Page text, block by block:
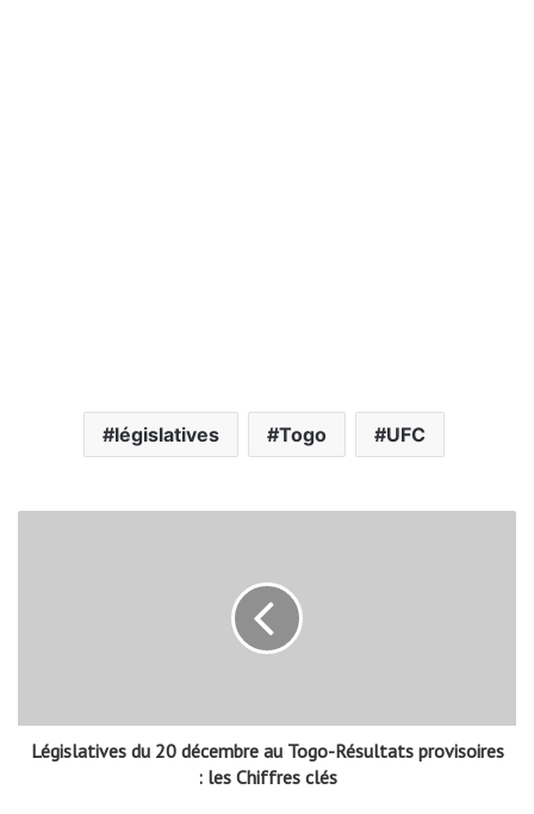
législatives Togo UFC
Législatives du 20 décembre au Togo-Résultats provisoires
: les Chiffres clés